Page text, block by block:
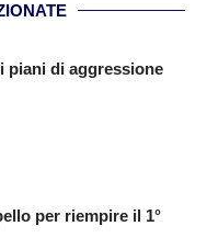
piani di aggressione
per riempire il 1°